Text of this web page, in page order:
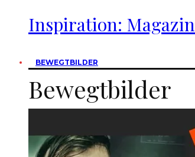
Inspiration:
BEWEGTBILDER
Bewegtbilder